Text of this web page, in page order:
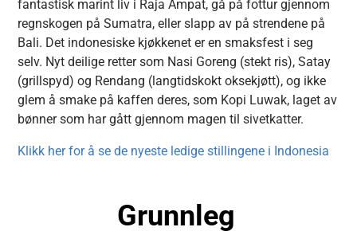
fantastisk marint liv i Raja Ampat, gå på fottur gjennom
regnskogen på Sumatra, eller slapp av på strendene på
Bali. Det indonesiske kjøkkenet er en smaksfest i seg
selv. Nyt deilige retter som Nasi Goreng (stekt ris), Satay
(grillspyd) og Rendang (langtidskokt oksekjøtt), og ikke
glem å smake på kaffen deres, som Kopi Luwak, laget av
bønner som har gått gjennom magen til sivetkatter.
Klikk her for å se de nyeste ledige stillingene i Indonesia
Grunnleg